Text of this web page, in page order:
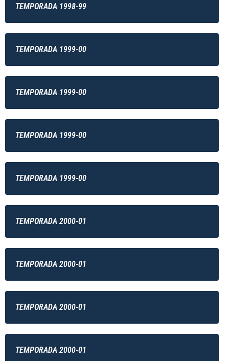
TEMPORADA 1998-99
TEMPORADA 1999-00
TEMPORADA 1999-00
TEMPORADA 1999-00
TEMPORADA 1999-00
TEMPORADA 2000-01
TEMPORADA 2000-01
TEMPORADA 2000-01
TEMPORADA 2000-01